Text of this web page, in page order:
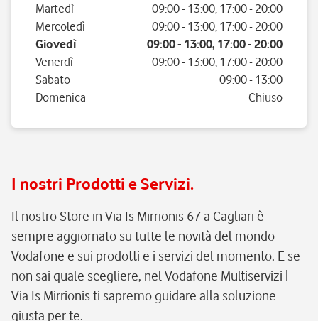
Martedì
09:00- 13:00 17:00- 20:00
Mercoledì
09:00- 13:00 17:00- 20:00
Giovedì
09:00- 13:00, 17:00- 20:00
Venerdì
09:00- 13:00 17:00- 20:00
Sabato
09:00- 13:00
Domenica
Chiuso
I nostri Prodotti e Servizi.
Il nostro Store in Via Is Mirrionis 67 a Cagliari è
sempre aggiornato su tutte le novità del mondo
Vodafone e sui prodotti e i servizi del momento. E se
non sai quale scegliere, nel Vodafone Multiservizi |
Via Is Mirrionis ti sapremo guidare alla soluzione
giusta per te.